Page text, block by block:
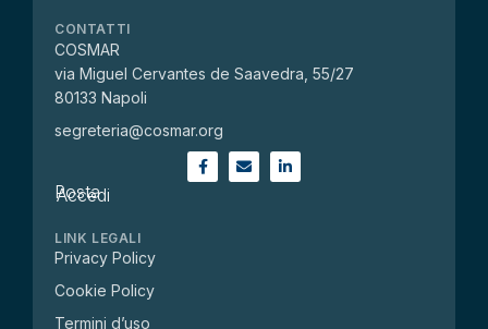
CONTATTI
COSMAR
via Miguel Cervantes de Saavedra, 55/27
80133 Napoli
segreteria@cosmar.org
Posta
Accedi
LINK LEGALI
Privacy Policy
Cookie Policy
Termini d’uso